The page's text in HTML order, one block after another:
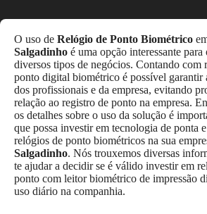
O uso de Relógio de Ponto Biométrico
Salgadinho é uma opção interessante para
diversos tipos de negócios. Contando com
ponto digital biométrico é possível garantir
dos profissionais e da empresa, evitando
relação ao registro de ponto na empresa.
os detalhes sobre o uso da solução é
que possa investir em tecnologia de ponta
relógios de ponto biométricos na sua
Salgadinho. Nós trouxemos diversas
te ajudar a decidir se é válido investir em
ponto com leitor biométrico de impressão
uso diário na companhia.